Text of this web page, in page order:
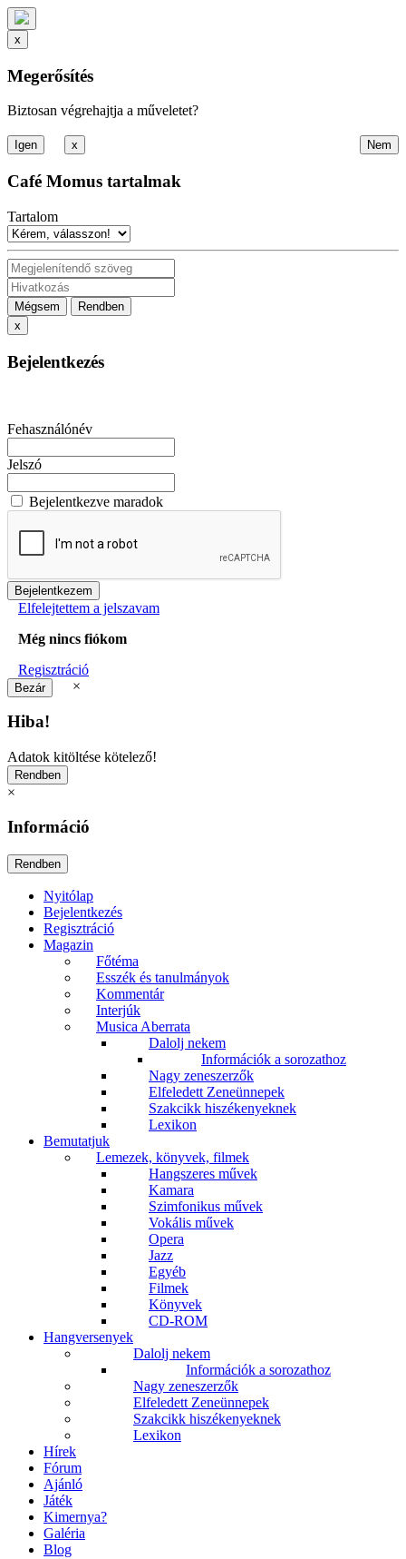
x
Megerősítés
Biztosan végrehajtja a műveletet?
x
Café Momus tartalmak
Tartalom
Mégsem
Rendben
x
Bejelentkezés
Fehasználónév
Jelszó
Bejelentkezve maradok
Elfelejtettem a jelszavam
Még nincs fiókom
Regisztráció
×
Hiba!
Adatok kitöltése kötelező!
×
Információ
Nyitólap
Bejelentkezés
Regisztráció
Magazin
Főtéma
Esszék és tanulmányok
Kommentár
Interjúk
Musica Aberrata
Dalolj nekem
Információk a sorozathoz
Nagy zeneszerzők
Elfeledett Zeneünnepek
Szakcikk hiszékenyeknek
Lexikon
Bemutatjuk
Lemezek, könyvek, filmek
Hangszeres művek
Kamara
Szimfonikus művek
Vokális művek
Opera
Jazz
Egyéb
Filmek
Könyvek
CD-ROM
Hangversenyek
Dalolj nekem
Információk a sorozathoz
Nagy zeneszerzők
Elfeledett Zeneünnepek
Szakcikk hiszékenyeknek
Lexikon
Hírek
Fórum
Ajánló
Játék
Kimernya?
Galéria
Blog